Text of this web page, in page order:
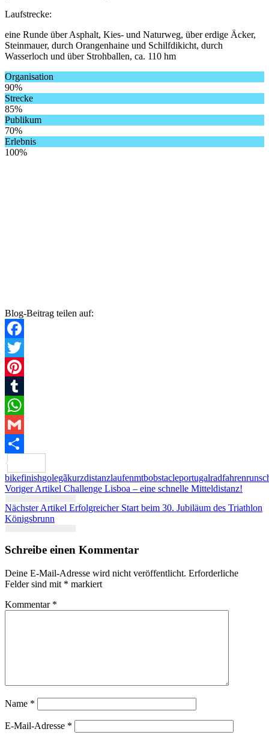
Laufstrecke:
eine Runde über Asphalt, Kies- und Naturweg, über erdige Äcker,
Steinmauer, durch Orangenhaine und Schilfdikicht, durch
Wasserloch und über Strohballen, ca. 110 hm
Organisation
90%
Strecke
85%
Publikum
70%
Erlebnis
100%
Blog-Beitrag teilen auf:
Facebook
Twitter
Pinterest
Tumblr
WhatsApp
Gmail
bikefinishgolegãkurzdistanzlaufenmtbobstacleportugalradfahrenrun
Beitragsnavigation
Voriger Artikel Challenge Lisboa – eine schnelle Mitteldistanz!
Nächster Artikel Erfolgreicher Start beim 30. Jubiläum des Triathlon
Königsbrunn
Schreibe einen Kommentar
Deine E-Mail-Adresse wird nicht veröffentlicht. Erforderliche
Felder sind mit * markiert
Kommentar *
Name *
E-Mail-Adresse *